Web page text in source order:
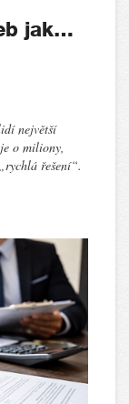
jak…
největší
o miliony,
řešení“.